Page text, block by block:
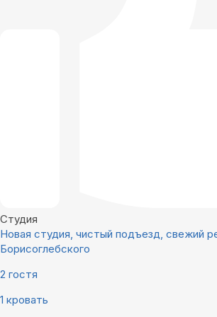
Студия
Новая студия, чистый подъезд, свежий
Борисоглебского
2 гостя
1 кровать